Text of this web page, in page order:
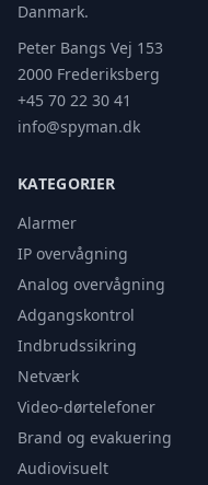
Danmark.
Peter Bangs Vej 153
2000 Frederiksberg
+45 70 22 30 41
info@spyman.dk
KATEGORIER
Alarmer
IP overvågning
Analog overvågning
Adgangskontrol
Indbrudssikring
Netværk
Video-dørtelefoner
Brand og evakuering
Audiovisuelt